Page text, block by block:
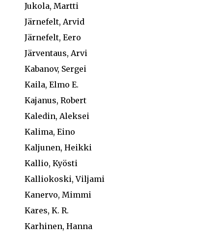
Jukola, Martti
Järnefelt, Arvid
Järnefelt, Eero
Järventaus, Arvi
Kabanov, Sergei
Kaila, Elmo E.
Kajanus, Robert
Kaledin, Aleksei
Kalima, Eino
Kaljunen, Heikki
Kallio, Kyösti
Kalliokoski, Viljami
Kanervo, Mimmi
Kares, K. R.
Karhinen, Hanna